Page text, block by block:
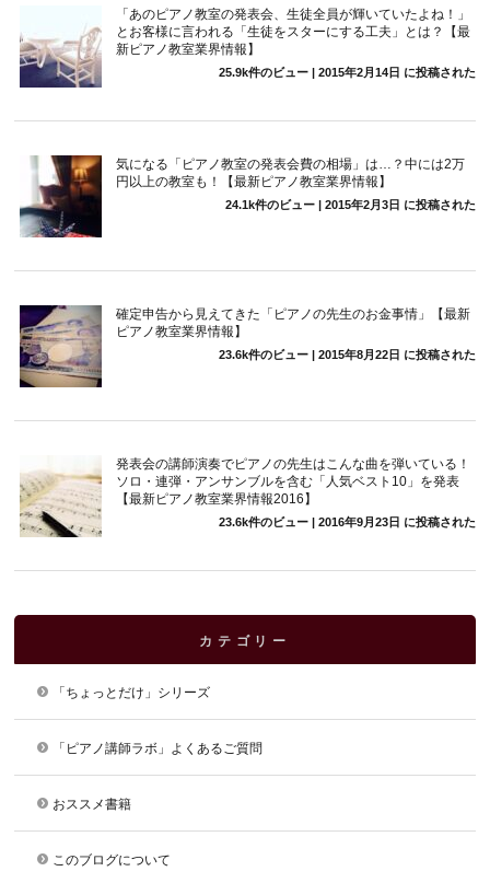
「あのピアノ教室の発表会、生徒全員が輝いていたよね！」
とお客様に言われる「生徒をスターにする工夫」とは？【最
新ピアノ教室業界情報】
25.9k件のビュー| 2015年2月14日 に投稿された
気になる「ピアノ教室の発表会費の相場」は…？中には2万
円以上の教室も！【最新ピアノ教室業界情報】
24.1k件のビュー| 2015年2月3日 に投稿された
確定申告から見えてきた「ピアノの先生のお金事情」【最新
ピアノ教室業界情報】
23.6k件のビュー| 2015年8月22日 に投稿された
発表会の講師演奏でピアノの先生はこんな曲を弾いている！
ソロ・連弾・アンサンブルを含む「人気ベスト10」を発表
【最新ピアノ教室業界情報2016】
23.6k件のビュー| 2016年9月23日 に投稿された
カテゴリー
「ちょっとだけ」シリーズ
「ピアノ講師ラボ」よくあるご質問
おススメ書籍
このブログについて